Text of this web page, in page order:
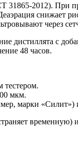
31865-2012). При
снижает
через
дистиллята с
48 часов.
тестером.
мкм.
марки «Силит»)